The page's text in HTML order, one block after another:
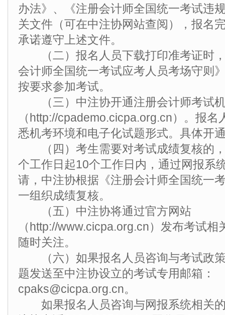
办法》、《注册会计师全国统一考试违
关文件（可在中注协网站查阅），报名
承诺遵守上述文件。
（二）报名人员下载打印准考证时，
会计师全国统一考试应考人员考场守则
按要求参加考试。
（三）中注协开通注册会计师考试
（http://cpademo.cicpa.org.cn）。报
悉机考环境和电子化试题形式。具体开
（四）考生需要对考试成绩复核的
个工作日起10个工作日内，通过网报系
请，中注协根据《注册会计师全国统一
一组织成绩复核。
（五）中注协将通过官方网站
（http://www.cicpa.org.cn）发布考试
随时关注。
（六）如果报名人员咨询与考试政策
题发送至中注协设立的考试专用邮箱：
cpaks@cicpa.org.cn。
如果报名人员咨询与网报系统相关的